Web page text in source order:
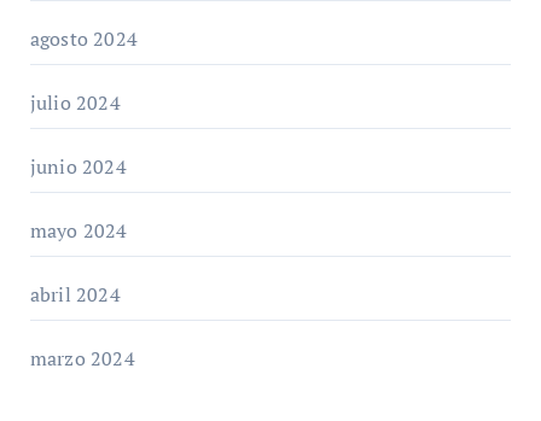
agosto 2024
julio 2024
junio 2024
mayo 2024
abril 2024
marzo 2024